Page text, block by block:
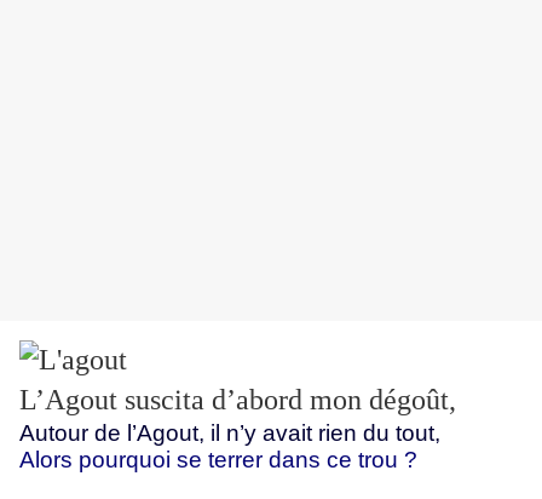
L’Agout suscita d’abord mon dégoût,
Autour de l’Agout, il n’y avait rien du tout,
Alors pourquoi se terrer dans ce trou ?